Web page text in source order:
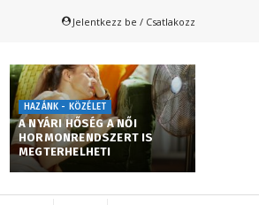
Jelentkezz be / Csatlakozz
HAZÁNK - KÖZÉLET
A NYÁRI HŐSÉG A NŐI
HORMONRENDSZERT IS
MEGTERHELHETI